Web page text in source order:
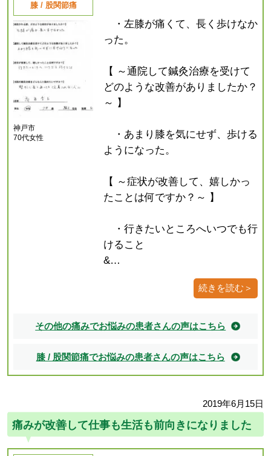
膝 / 股関節痛
神戸市
70代女性
・左膝が痛くて、長く歩けなか
った。
【 ～通院して鍼灸治療を受けて
どのような改善がありましたか？
～ 】
・あまり膝を気にせず、歩ける
ようになった。
【 ～症状が改善して、嬉しかっ
たことは何ですか？～ 】
・行きたいところへいつでも行
けること
&…
続きを読む＞
その他の痛みでお悩みの患者さんの声はこちら
膝 / 股関節痛でお悩みの患者さんの声はこちら
2019年6月15日
痛みが改善して仕事も生活も前向きになりました